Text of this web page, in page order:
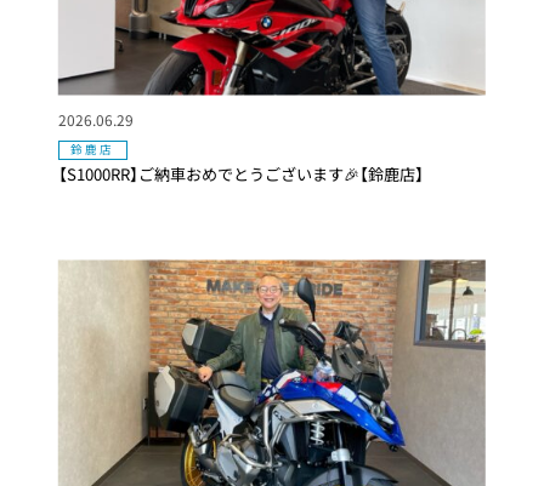
【S1000RR】ご納車おめでとうございます🎉【鈴鹿店】
2026.06.29
鈴鹿店